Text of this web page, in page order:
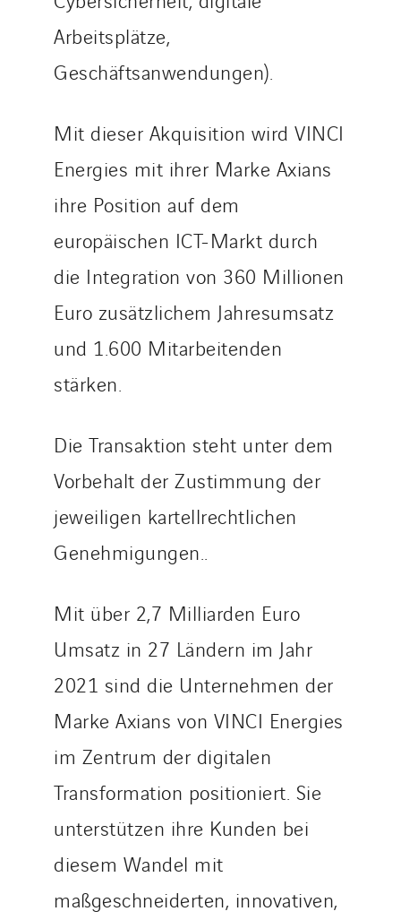
Arbeitsplätze,
Geschäftsanwendungen).
Mit dieser Akquisition wird VINCI
Energies mit ihrer Marke Axians
ihre Position auf dem
europäischen ICT-Markt durch
die Integration von 360 Millionen
Euro zusätzlichem Jahresumsatz
und 1.600 Mitarbeitenden
stärken.
Die Transaktion steht unter dem
Vorbehalt der Zustimmung der
jeweiligen kartellrechtlichen
Genehmigungen..
Mit über 2,7 Milliarden Euro
Umsatz in 27 Ländern im Jahr
2021 sind die Unternehmen der
Marke Axians von VINCI Energies
im Zentrum der digitalen
Transformation positioniert. Sie
unterstützen ihre Kunden bei
diesem Wandel mit
maßgeschneiderten, innovativen,
Tunzini Paris
Tunzini Toulouse
Tunzini Troyes
Uxello
Valentin
VINCI Stiftung
LÄNDERSEITEN
Austria
Belgium
Czech Republic
Germany
Indonesia
Italy
Netherlands
Norway
Poland
Portugal
Slovakia
Spain
Sweden
Switzerland
United Kingdom